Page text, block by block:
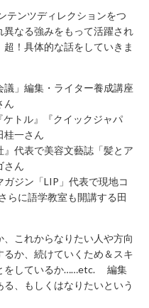
テンツディレクションをつ
なる強みをもって活躍され
！具体的な話をしていきま
議」編集・ライター養成講座
ん
ケトル』『クイックジャパ
桂一さん
』代表で美容文藝誌「髪とア
さん
ガジン「LIP」代表で現地コ
らに語学教室も開講する田
これからなりたい人や方向
か、続けていくため＆スキ
をしているか……etc. 編集
、もしくはなりたいという